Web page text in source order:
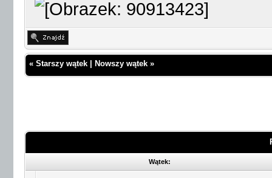
« Starszy wątek Nowszy wątek »
Wątek: